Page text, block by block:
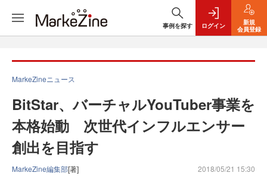
事例を探す ログイン
新規
会員登録
MarkeZineニュース
BitStar、バーチャルYouTuber事業を
本格始動 次世代インフルエンサー
創出を目指す
MarkeZine編集部[著] 2018/05/21 15:30